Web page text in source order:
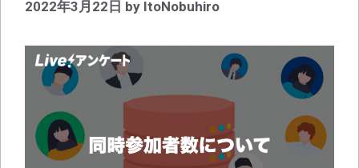
2022年3月22日 by ItoNobuhiro